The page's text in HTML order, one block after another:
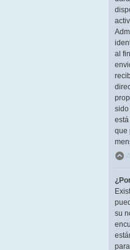
al
sido
que
su